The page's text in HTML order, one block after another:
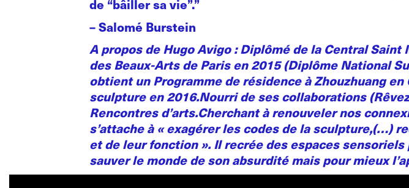
de “bâiller sa vie”.”
– Salomé Burstein
A propos de Hugo Avigo : Diplômé de la Central
des Beaux-Arts de Paris en 2015 (Diplôme National
obtient un Programme de résidence à Zhouzhuang
sculpture en 2016.Nourri de ses collaborations
Rencontres d’arts.Cherchant à renouveler nos
s’attache à « exagérer les codes de la sculpture,(…)
et de leur fonction ». Il recrée des espaces
sauver le monde de son absurdité mais pour mieux